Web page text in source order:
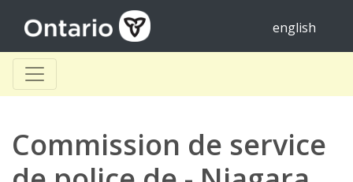
english
Commission de service